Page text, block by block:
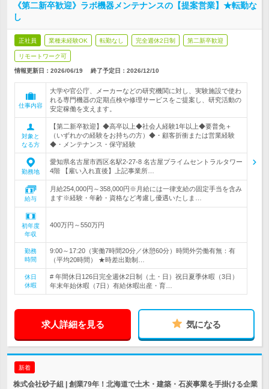
《第二新卒歓迎》ラボ機器メンテナンスの【提案営業】★転勤な
し
正社員 業種未経験OK 転勤なし 完全週休2日制 第二新卒歓迎
リモートワーク可
情報更新日：2026/06/19 終了予定日： 2026/12/10
仕事内容
大学や官公庁、メーカーなどの研究機関に対し、実験施設で使わ
れる専門機器の定期点検や修理サービスをご提案し、研究活動の
安定稼働を支えます。
対象と
なる方
【第二新卒歓迎】◆高卒以上◆社会人経験1年以上◆要普免＋
（いずれかの経験をお持ちの方）◆・顧客折衝または営業経験
◆・メンテナンス・保守経験
勤務地
愛知県名古屋市西区名駅2-27-8 名古屋プライムセントラルタワー
4階 【雇い入れ直後】上記事業所…
給与
月給254,000円～358,000円※月給には一律支給の固定手当を含み
ます※経験・年齢・資格など考慮し優遇いたしま…
初年度
年収
400万円～550万円
勤務
時間
9:00～17:20（実働7時間20分／休憩60分）時間外労働有無：有
（平均20時間） ★時差出勤制…
休日
休暇
# 年間休日126日完全週休2日制（土・日）祝日夏季休暇（3日）
年末年始休暇（7日）有給休暇出産・育…
求人詳細を見る 気になる
新着
株式会社砂子組 | 創業79年！北海道で土木・建築・石炭事業を手掛ける企業